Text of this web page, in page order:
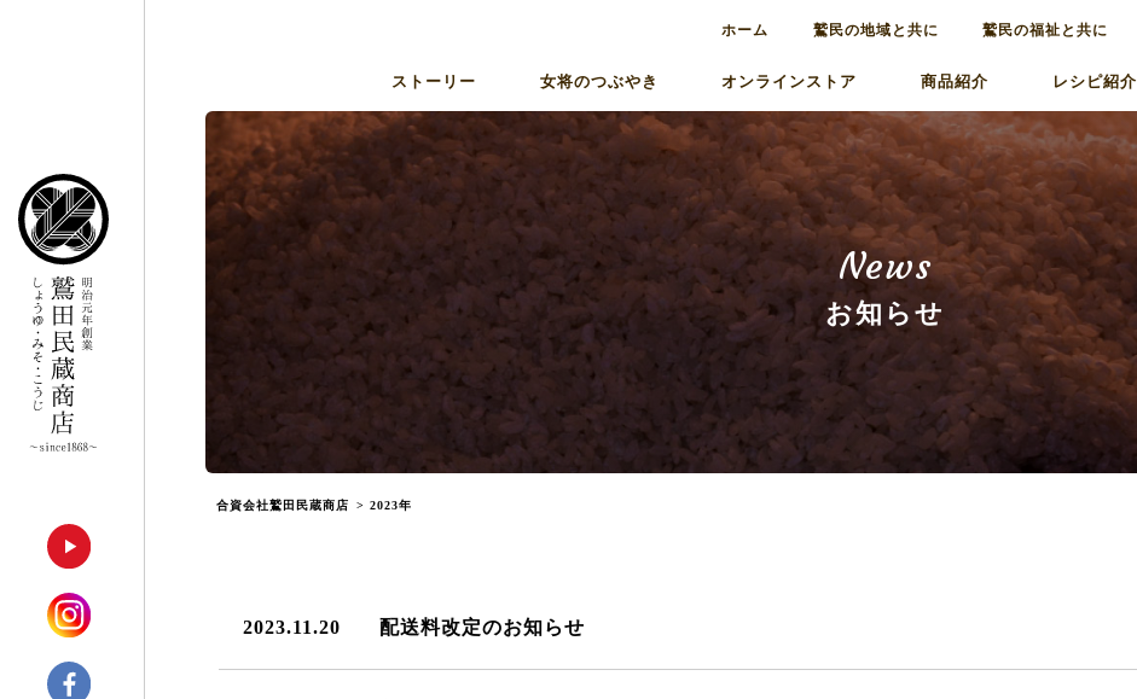
ホーム 鷲民の地域と共に 鷲民の福祉と共に
ストーリー 女将のつぶやき オンラインストア 商品紹介 レシピ紹介
News
お知らせ
合資会社鷲田民蔵商店 > 2023年
2023.11.20 配送料改定のお知らせ